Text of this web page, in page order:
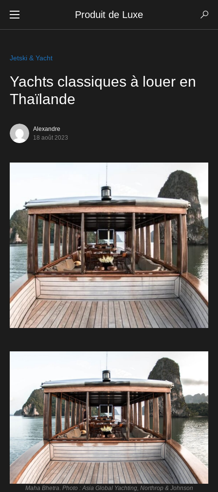
Produit de Luxe
Jetski & Yacht
Yachts classiques à louer en
Thaïlande
Alexandre
18 août 2023
Maha Bhetra Photo : Asia Global Yachting, Northrop & Johnson